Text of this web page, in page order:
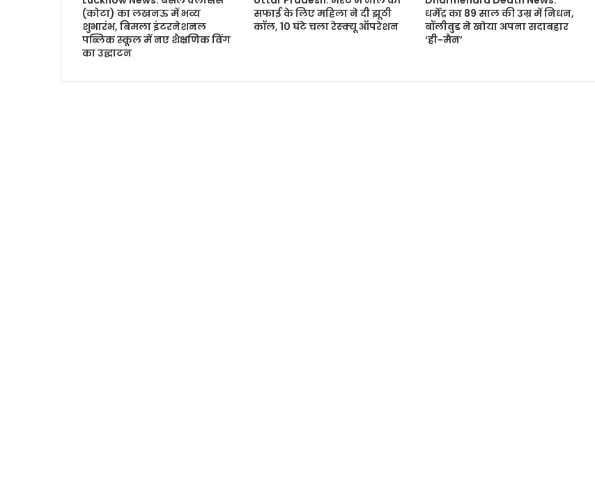
(कोटा) का लखनऊ में भव्य
शुभारंभ, बिमला इंटरनेशनल
पब्लिक स्कूल में नए शैक्षणिक विंग
का उद्घाटन
सफाई के लिए महिला ने दी झूठी
कॉल, 10 घंटे चला रेस्क्यू ऑपरेशन
धर्मेंद्र का 89 साल की उम्र में निधन,
बॉलीवुड ने खोया अपना सदाबहार
‘ही-मैन’